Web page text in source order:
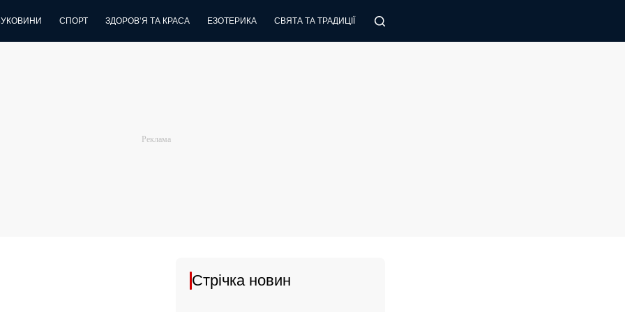
СПОРТ ЗДОРОВ’Я ТА КРАСА ЕЗОТЕРИКА СВЯТА ТА ТРАДИЦІЇ ПОРАДИ
Стрічка новин